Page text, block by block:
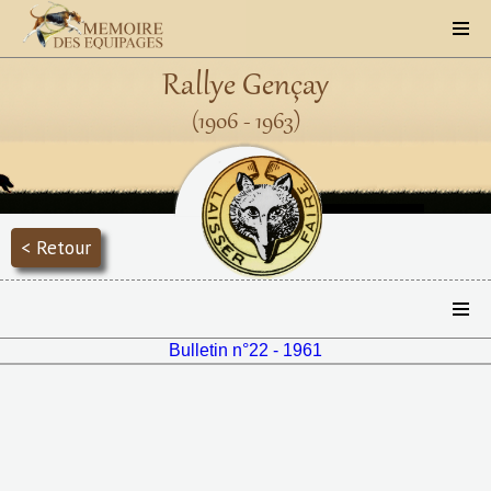
Rallye Gençay
(1906 - 1963)
< Retour
Bulletin n°22 - 1961